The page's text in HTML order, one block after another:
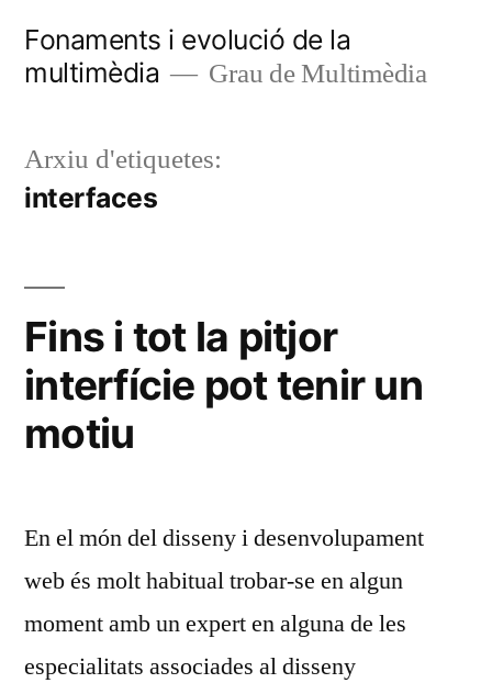
Fonaments i evolució de la
multimèdia
Grau de Multimèdia
Arxiu d'etiquetes:
interfaces
Fins i tot la pitjor
interfície pot tenir un
motiu
En el món del disseny i desenvolupament
web és molt habitual trobar-se en algun
moment amb un expert en alguna de les
especialitats associades al disseny